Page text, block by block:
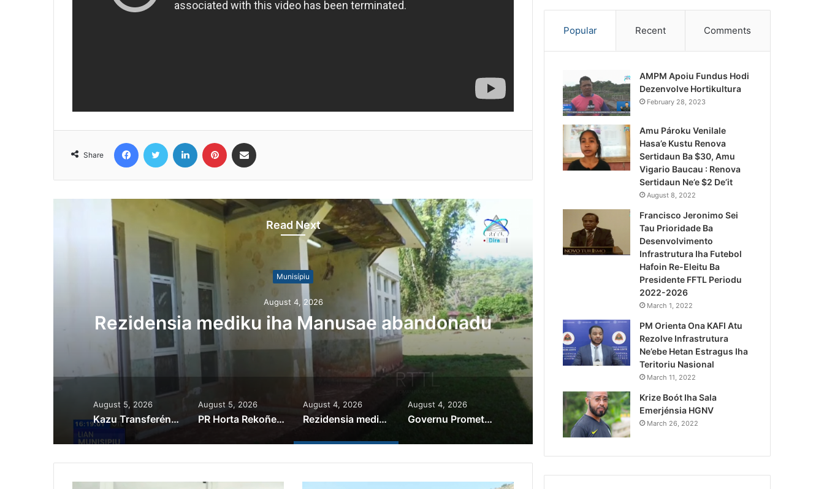
Share
Read Next
Munisípiu
August 4, 2026
Rezidensia mediku iha Manusae abandonadu
Governu Promete Tau
Minerais no Setór
August 5, 2026
Kazu Transferénsia Osan Millaun 42 Husi Singapura, Advogadu Sei Halo Rekursu
August 5, 2026
PR Horta Rekoñese Timoroan Sira Iha Diáspora Nia Kontribuisaun
August 4, 2026
Rezidensia mediku iha Manusae abandonadu
August 4, 2026
Governu Promete Tau Prioridade ba Setór Minerais no Setór Produtivu
Popular Recent Comments
AMPM Apoiu Fundus Hodi
Dezenvolve Hortikultura
February 28, 2023
Amu Pároku Venilale
Hasa’e Kustu Renova
Sertidaun Ba $30, Amu
Vigario Baucau : Renova
Sertidaun Ne’e $2 De’it
August 8, 2022
Francisco Jeronimo Sei
Tau Prioridade Ba
Desenvolvimento
Infrastrutura Iha Futebol
Hafoin Re-Eleitu Ba
Presidente FFTL Periodu
2022-2026
March 1, 2022
PM Orienta Ona KAFI Atu
Rezolve Infrastrutura
Ne’ebe Hetan Estragus Iha
Teritoriu Nasional
March 11, 2022
Krize Boót Iha Sala
Emerjénsia HGNV
March 26, 2022